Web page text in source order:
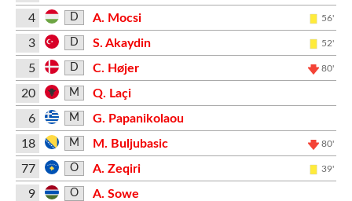
4
D A. Mocsi 56'
3 D S. Akaydin 52'
5 D C. Højer 80'
20 M
Q. Laçi
6
M
G. Papanikolaou
18
M M. Buljubasic 80'
77 O A. Zeqiri 39'
9 O
A. Sowe